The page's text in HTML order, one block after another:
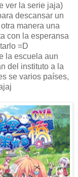
ver la serie jaja)
descansar un
manera una
con la esperansa
=D
la escuela aun
del instituto a la
se varios países,